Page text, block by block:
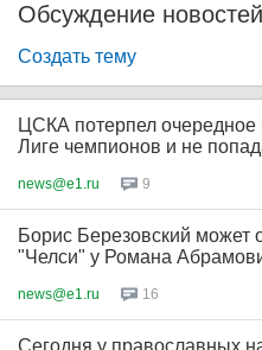
Обсуждение новостей
Создать тему
ЦСКА потерпел очередное
Лиге чемпионов и не
news@e1.ru 9
Борис Березовский может
"Челси" у Романа
news@e1.ru 16
Сегодня у православных